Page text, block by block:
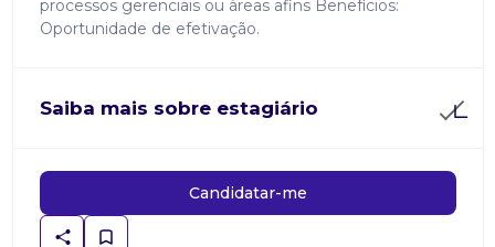
processos gerenciais ou áreas afins Benefícios:
Oportunidade de efetivação.
Saiba mais sobre estagiário
Candidatar-me